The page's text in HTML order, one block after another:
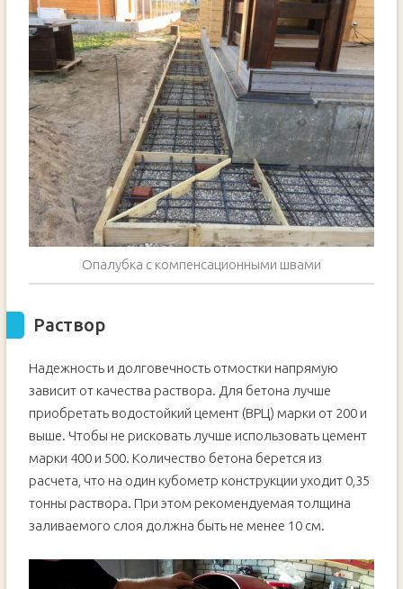
Опалубка с компенсационными швами
Раствор
Надежность и долговечность отмостки напрямую
зависит от качества раствора. Для бетона лучше
приобретать водостойкий цемент (ВРЦ) марки от 200 и
выше. Чтобы не рисковать лучше использовать цемент
марки 400 и 500. Количество бетона берется из
расчета, что на один кубометр конструкции уходит 0,35
тонны раствора. При этом рекомендуемая толщина
заливаемого слоя должна быть не менее 10 см.